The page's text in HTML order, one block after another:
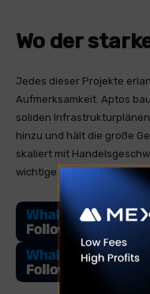
Wo der
Jedes dieser Projekte
Aufmerksamkeit. Aptos
soliden
hinzu und hält die große
skaliert mit
wichtige Benutzer anziehen.